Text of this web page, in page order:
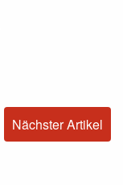
Nächster Artikel